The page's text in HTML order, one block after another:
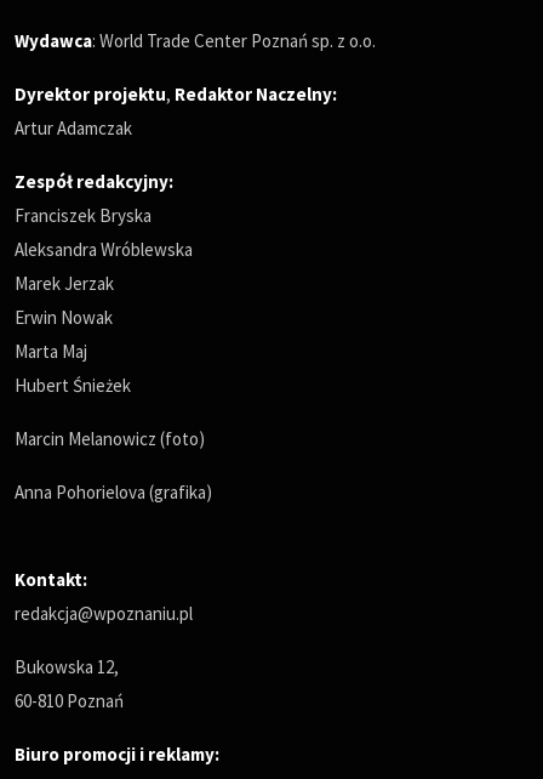
Wydawca: World Trade Center Poznań sp. z o.o.
Dyrektor projektu, Redaktor Naczelny:
Artur Adamczak
Zespół redakcyjny:
Franciszek Bryska
Aleksandra Wróblewska
Marek Jerzak
Erwin Nowak
Marta Maj
Hubert Śnieżek
Marcin Melanowicz (foto)
Anna Pohorielova (grafika)
Kontakt:
redakcja@wpoznaniu.pl
Bukowska 12,
60-810 Poznań
Biuro promocji i reklamy: